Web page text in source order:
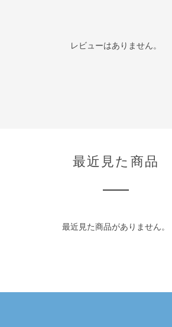
レビューはありません。
最近見た商品
最近見た商品がありません。